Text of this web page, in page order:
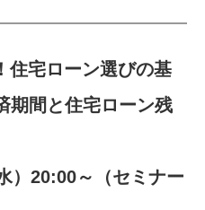
住宅ローン選びの基
期間と住宅ローン残
）20:00～（セミナー